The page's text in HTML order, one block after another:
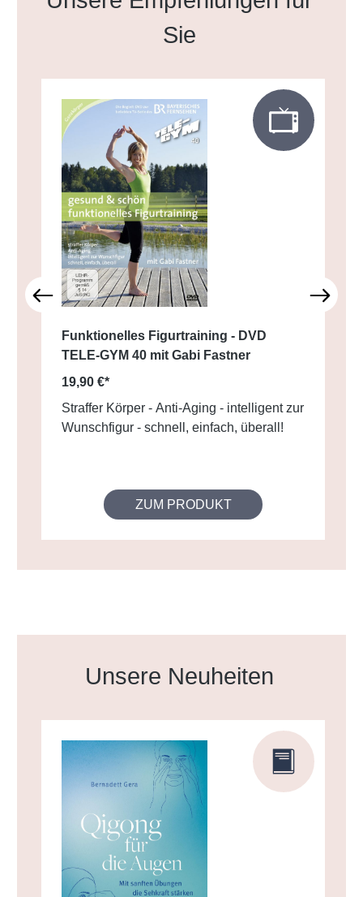
Sie
Funktionelles Figurtraining - DVD
TELE-GYM 40 mit Gabi Fastner
19,90 €*
Straffer Körper - Anti-Aging - intelligent zur
Wunschfigur - schnell, einfach, überall!
ZUM PRODUKT
Produktgalerie überspringen
Unsere Neuheiten